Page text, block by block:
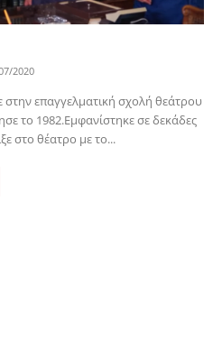
2020
επαγγελματική σχολή θεάτρου
το 1982.Εμφανίστηκε σε δεκάδες
στο θέατρο με το...